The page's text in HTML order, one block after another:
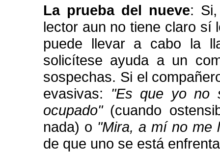
La prueba del nueve:
lector aun no tiene claro sí
puede llevar a cabo la
solicítese ayuda a un
sospechas. Si el
evasivas: "Es que yo no
ocupado" (cuando
nada) o "Mira, a mí no me
de que uno se está